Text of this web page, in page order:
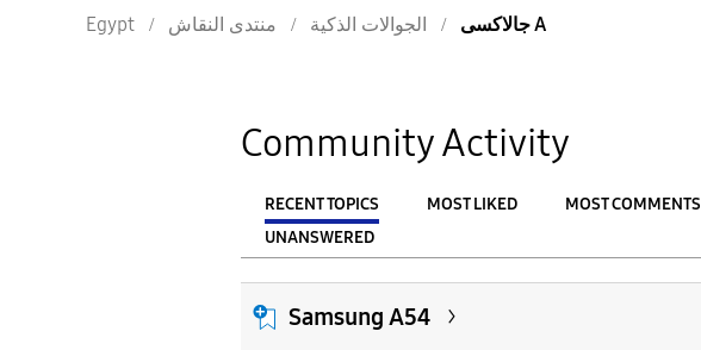
Egypt منتدى النقاش الجوالات الذكية جالاكسى A
Community Activity
RECENT TOPICS MOST LIKED MOST COMMENTS
UNANSWERED
From To
Samsung A54